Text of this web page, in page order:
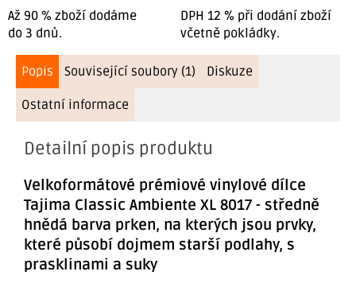
Až 90 % zboží dodáme
do 3 dnů.
DPH 12 % při dodání zboží
včetně pokládky.
Popis Související soubory (1) Diskuze
Ostatní informace
Detailní popis produktu
Velkoformátové prémiové vinylové dílce
Tajima Classic Ambiente XL 8017 - středně
hnědá barva prken, na kterých jsou prvky,
které působí dojmem starší podlahy, s
prasklinami a suky